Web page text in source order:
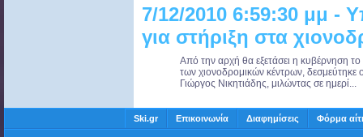
7/12/2010 6:59:30 μμ -
για στήριξη στα
Από την αρχή θα εξετάσει η κυβέρνηση το
των χιονοδρομικών κέντρων,
Γιώργος Νικητιάδης, μιλώντας σε ημερί...
Ski.gr Επικοινωνία Διαφημίσεις Φόρμα